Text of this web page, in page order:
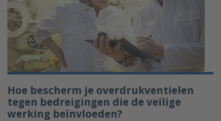
Hoe bescherm je overdrukventielen
tegen bedreigingen die de veilige
werking beïnvloeden?